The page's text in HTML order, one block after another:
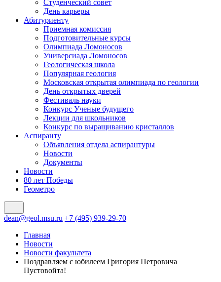
Студенческий совет
День карьеры
Абитуриенту
Приемная комиссия
Подготовительные курсы
Олимпиада Ломоносов
Универсиада Ломоносов
Геологическая школа
Популярная геология
Московская открытая олимпиада по геологии
День открытых дверей
Фестиваль науки
Конкурс Ученые будущего
Лекции для школьников
Конкурс по выращиванию кристаллов
Аспиранту
Объявления отдела аспирантуры
Новости
Документы
Новости
80 лет Победы
Геометро
dean@geol.msu.ru +7 (495) 939-29-70
Главная
Новости
Новости факультета
Поздравляем с юбилеем Григория Петровича
Пустовойта!